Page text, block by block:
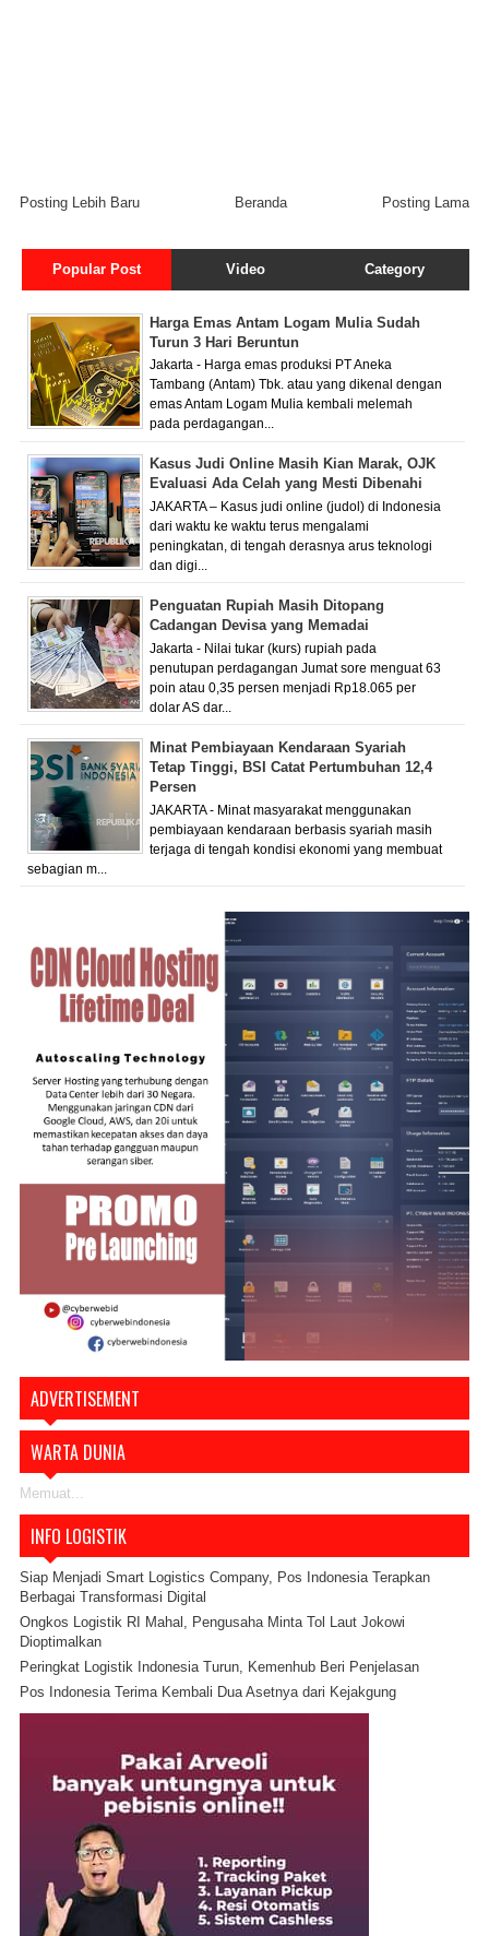
Posting Lebih Baru Posting Lama
Beranda
Popular Post Video Category
Harga Emas Antam Logam Mulia Sudah
Turun 3 Hari Beruntun
Jakarta - Harga emas produksi PT Aneka
Tambang (Antam) Tbk. atau yang dikenal dengan
emas Antam Logam Mulia kembali melemah
pada perdagangan...
Kasus Judi Online Masih Kian Marak, OJK
Evaluasi Ada Celah yang Mesti Dibenahi
JAKARTA – Kasus judi online (judol) di Indonesia
dari waktu ke waktu terus mengalami
peningkatan, di tengah derasnya arus teknologi
dan digi...
Penguatan Rupiah Masih Ditopang
Cadangan Devisa yang Memadai
Jakarta - Nilai tukar (kurs) rupiah pada
penutupan perdagangan Jumat sore menguat 63
poin atau 0,35 persen menjadi Rp18.065 per
dolar AS dar...
Minat Pembiayaan Kendaraan Syariah
Tetap Tinggi, BSI Catat Pertumbuhan 12,4
Persen
JAKARTA - Minat masyarakat menggunakan
pembiayaan kendaraan berbasis syariah masih
terjaga di tengah kondisi ekonomi yang membuat
sebagian m...
ADVERTISEMENT
WARTA DUNIA
Memuat...
INFO LOGISTIK
Siap Menjadi Smart Logistics Company, Pos Indonesia Terapkan
Berbagai Transformasi Digital
Ongkos Logistik RI Mahal, Pengusaha Minta Tol Laut Jokowi
Dioptimalkan
Peringkat Logistik Indonesia Turun, Kemenhub Beri Penjelasan
Pos Indonesia Terima Kembali Dua Asetnya dari Kejakgung